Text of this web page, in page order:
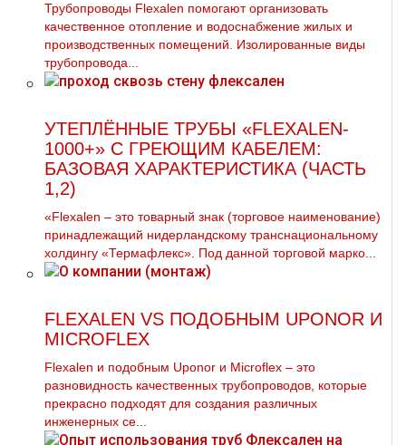
Трубопроводы Flexalen помогают организовать
качественное отопление и водоснабжение жилых и
производственных помещений. Изолированные виды
трубопровода...
УТЕПЛЁННЫЕ ТРУБЫ «FLEXALEN-
1000+» С ГРЕЮЩИМ КАБЕЛЕМ:
БАЗОВАЯ ХАРАКТЕРИСТИКА (ЧАСТЬ
1,2)
«Flexalen – это товарный знак (торговое наименование)
принадлежащий нидерландскому транснациональному
холдингу «Термафлекс». Под данной торговой марко...
FLEXALEN VS ПОДОБНЫМ UPONOR И
MICROFLEX
Flехalеn и подобным Uponor и Microflex – это
разновидность качественных тpубопроводов, которые
прекрасно подходят для создания различных
инженерных се...